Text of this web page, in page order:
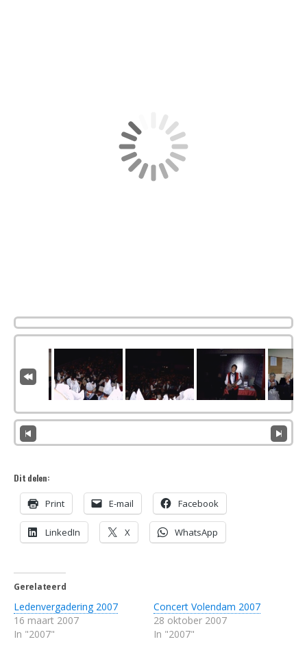
Dit delen:
Print E-mail Facebook
LinkedIn X WhatsApp
Gerelateerd
Ledenvergadering 2007
16 maart 2007
In "2007"
Concert Volendam 2007
28 oktober 2007
In "2007"